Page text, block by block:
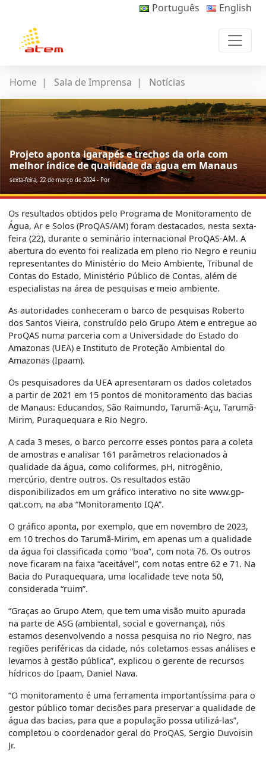
Português English
Home | Sala de Imprensa | Notícias
Projeto aponta igarapés e trechos da orla com
melhor índice de qualidade da água em Manaus
sexta-feira, 22 de março de 2024 - Por
Os resultados obtidos pelo Programa de Monitoramento de
Água, Ar e Solos (ProQAS/AM) foram destacados, nesta sexta-
feira (22), durante o seminário internacional ProQAS-AM. A
abertura do evento foi realizada em pleno rio Negro e reuniu
representantes do Ministério do Meio Ambiente, Tribunal de
Contas do Estado, Ministério Público de Contas, além de
especialistas na área de pesquisas e meio ambiente.
As autoridades conheceram o barco de pesquisas Roberto
dos Santos Vieira, construído pelo Grupo Atem e entregue ao
ProQAS numa parceria com a Universidade do Estado do
Amazonas (UEA) e Instituto de Proteção Ambiental do
Amazonas (Ipaam).
Os pesquisadores da UEA apresentaram os dados coletados
a partir de 2021 em 15 pontos de monitoramento das bacias
de Manaus: Educandos, São Raimundo, Tarumã-Açu, Tarumã-
Mirim, Puraquequara e Rio Negro.
A cada 3 meses, o barco percorre esses pontos para a coleta
de amostras e analisar 161 parâmetros relacionados à
qualidade da água, como coliformes, pH, nitrogênio,
mercúrio, dentre outros. Os resultados estão
disponibilizados em um gráfico interativo no sitewww.gp-
qat.com, na aba “Monitoramento IQA”.
O gráfico aponta, por exemplo, que em novembro de 2023,
em 10 trechos do Tarumã-Mirim, em apenas um a qualidade
da água foi classificada como “boa”, com nota 76. Os outros
nove ficaram na faixa “aceitável”, com notas entre 62 e 71. Na
Bacia do Puraquequara, uma localidade teve nota 50,
considerada “ruim”.
“Graças ao Grupo Atem, que tem uma visão muito apurada
na parte de ASG (ambiental, social e governança), nós
estamos desenvolvendo a nossa pesquisa no rio Negro, nas
regiões periféricas da cidade, nós coletamos essas análises e
levamos à gestão pública”, explicou o gerente de recursos
hídricos do Ipaam, Daniel Nava.
“O monitoramento é uma ferramenta importantíssima para o
gestor público tomar decisões para preservar a qualidade de
água das bacias, para que a população possa utilizá-las”,
completou o coordenador geral do ProQAS, Sergio Duvoisin
Jr.